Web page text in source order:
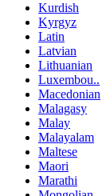
Kurdish
Kyrgyz
Latin
Latvian
Lithuanian
Luxembou..
Macedonian
Malagasy
Malay
Malayalam
Maltese
Maori
Marathi